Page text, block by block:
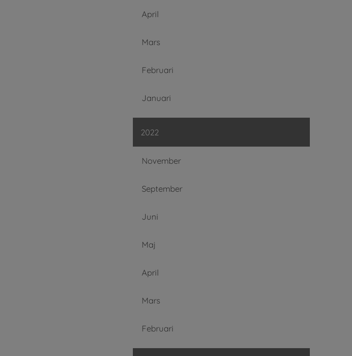
April
Mars
Februari
Januari
2022
November
September
Juni
Maj
April
Mars
Februari